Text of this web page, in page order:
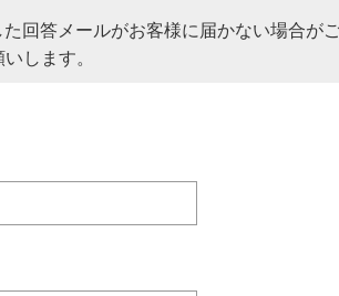
回答メールがお客様に届かない場合がご
します。